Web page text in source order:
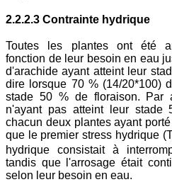
2.2.2.3 Contrainte hydrique
Toutes les plantes ont été
fonction de leur besoin en eau
d'arachide ayant atteint leur
dire lorsque 70 % (14/20*100)
stade 50 % de floraison. Par
n'ayant pas atteint leur stade
chacun deux plantes ayant
que le premier stress hydrique
hydrique consistait à
tandis que l'arrosage était
selon leur besoin en eau.